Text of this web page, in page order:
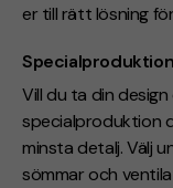
er till rätt lösning
Vill du ta din
specialproduktion
minsta detalj. Välj
sömmar och